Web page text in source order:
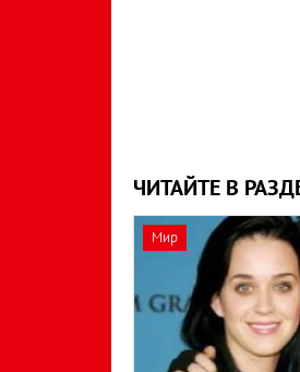
ЧИТАЙТЕ В
Мир